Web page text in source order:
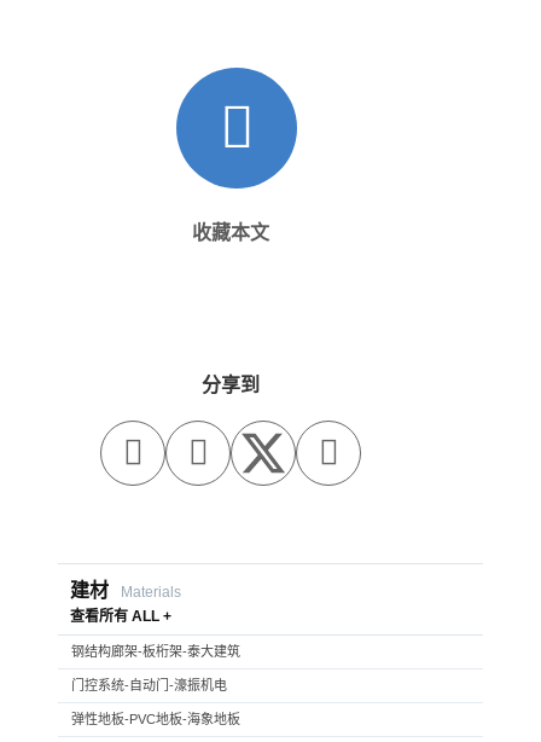
收藏本文
分享到
  
建材
Materials
查看所有 ALL +
钢结构廊架-板桁架-泰大建筑
门控系统-自动门-濠振机电
弹性地板-PVC地板-海象地板